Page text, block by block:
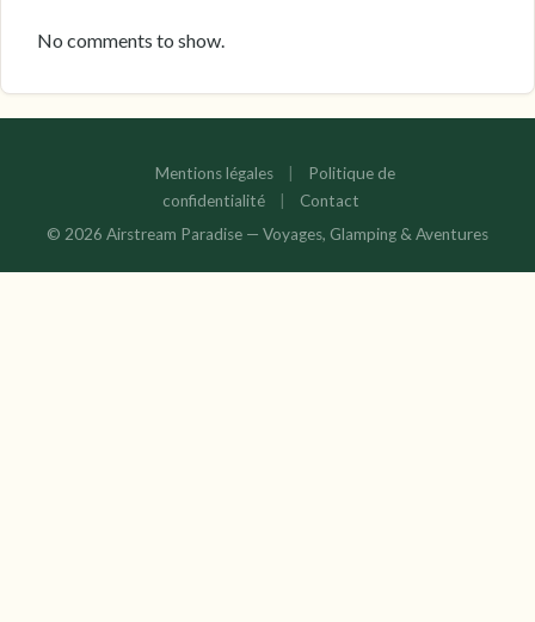
No comments to show.
Mentions légales
Politique de
confidentialité
Contact
© 2026 Airstream Paradise — Voyages, Glamping & Aventures